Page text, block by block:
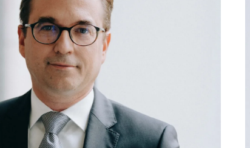
Practice“ (gemeinsam mit Thomas
Chambers Global Practice Guide „Trade
Practice“ (gemeinsam mit Thomas
Chambers Global Practice Guide „Trade
Practice“ (gemeinsam mit Thomas
Chambers Global Practice Guide "Trade
Thomas Nägele, Simon Apel, Anke Fuchs)